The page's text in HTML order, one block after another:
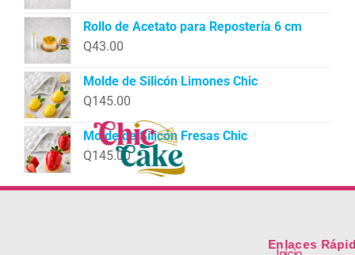
Rollo de Acetato para Repostería 6 cm
Q43.00
Molde de Silicón Limones Chic
Q145.00
Molde de Silicón Fresas Chic
Q145.00
Enlaces